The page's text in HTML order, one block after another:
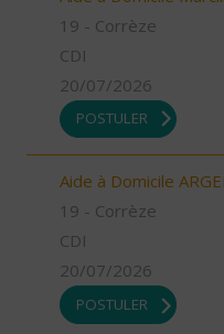
19 - Corrèze
CDI
20/07/2026
POSTULER
Aide à Domicile
19 - Corrèze
CDI
20/07/2026
POSTULER